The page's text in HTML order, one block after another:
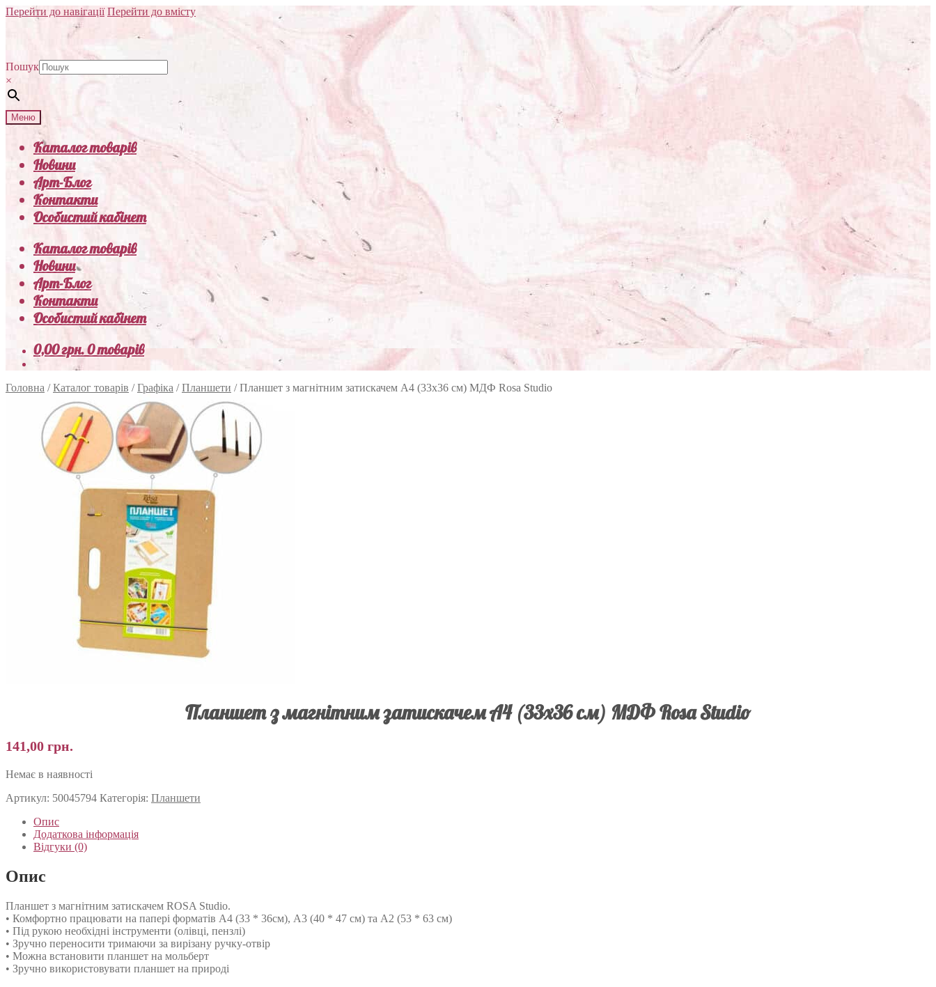
Перейти до навігації Перейти до вмісту
Пошук
×
Меню
Каталог товарів
Новини
Арт-Блог
Контакти
Особистий кабінет
Каталог товарів
Новини
Арт-Блог
Контакти
Особистий кабінет
0,00грн.0 товарів
Головна /Каталог товарів /Графіка /Планшети /Планшет з магнітним затискачем А4 (33х36 см) МДФ Rosa Studio
Планшет з магнітним затискачем А4 (33х36 см) МДФ Rosa Studio
141,00 грн.
Немає в наявності
Артикул: 50045794 Категорія: Планшети
Опис
Додаткова інформація
Відгуки (0)
Опис
Планшет з магнітним затискачем ROSA Studio.
• Комфортно працювати на папері форматів А4 (33 * 36см), А3 (40 * 47 см) та А2 (53 * 63 см)
• Під рукою необхідні інструменти (олівці, пензлі)
• Зручно переносити тримаючи за вирізану ручку-отвір
• Можна встановити планшет на мольберт
• Зручно використовувати планшет на природі